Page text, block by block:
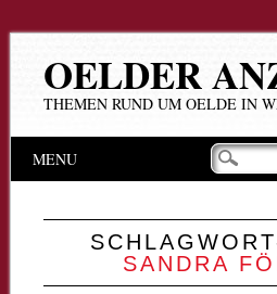
OELDER
THEMEN RUND UM OELDE IN
Hauptmenü
Inhalt
MENU
SANDRA